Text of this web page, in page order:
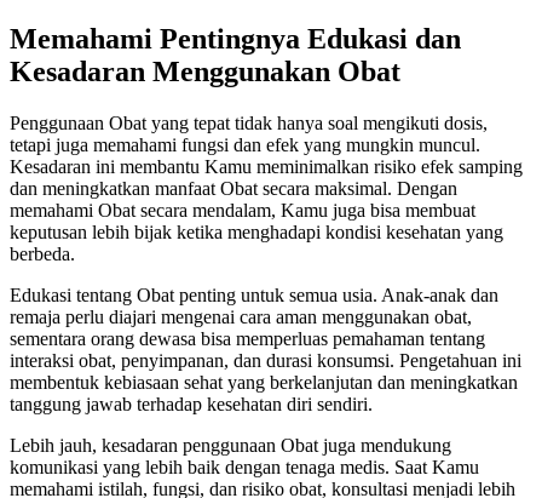
Memahami Pentingnya Edukasi dan
Kesadaran Menggunakan Obat
Penggunaan Obat yang tepat tidak hanya soal mengikuti dosis,
tetapi juga memahami fungsi dan efek yang mungkin muncul.
Kesadaran ini membantu Kamu meminimalkan risiko efek samping
dan meningkatkan manfaat Obat secara maksimal. Dengan
memahami Obat secara mendalam, Kamu juga bisa membuat
keputusan lebih bijak ketika menghadapi kondisi kesehatan yang
berbeda.
Edukasi tentang Obat penting untuk semua usia. Anak-anak dan
remaja perlu diajari mengenai cara aman menggunakan obat,
sementara orang dewasa bisa memperluas pemahaman tentang
interaksi obat, penyimpanan, dan durasi konsumsi. Pengetahuan ini
membentuk kebiasaan sehat yang berkelanjutan dan meningkatkan
tanggung jawab terhadap kesehatan diri sendiri.
Lebih jauh, kesadaran penggunaan Obat juga mendukung
komunikasi yang lebih baik dengan tenaga medis. Saat Kamu
memahami istilah, fungsi, dan risiko obat, konsultasi menjadi lebih